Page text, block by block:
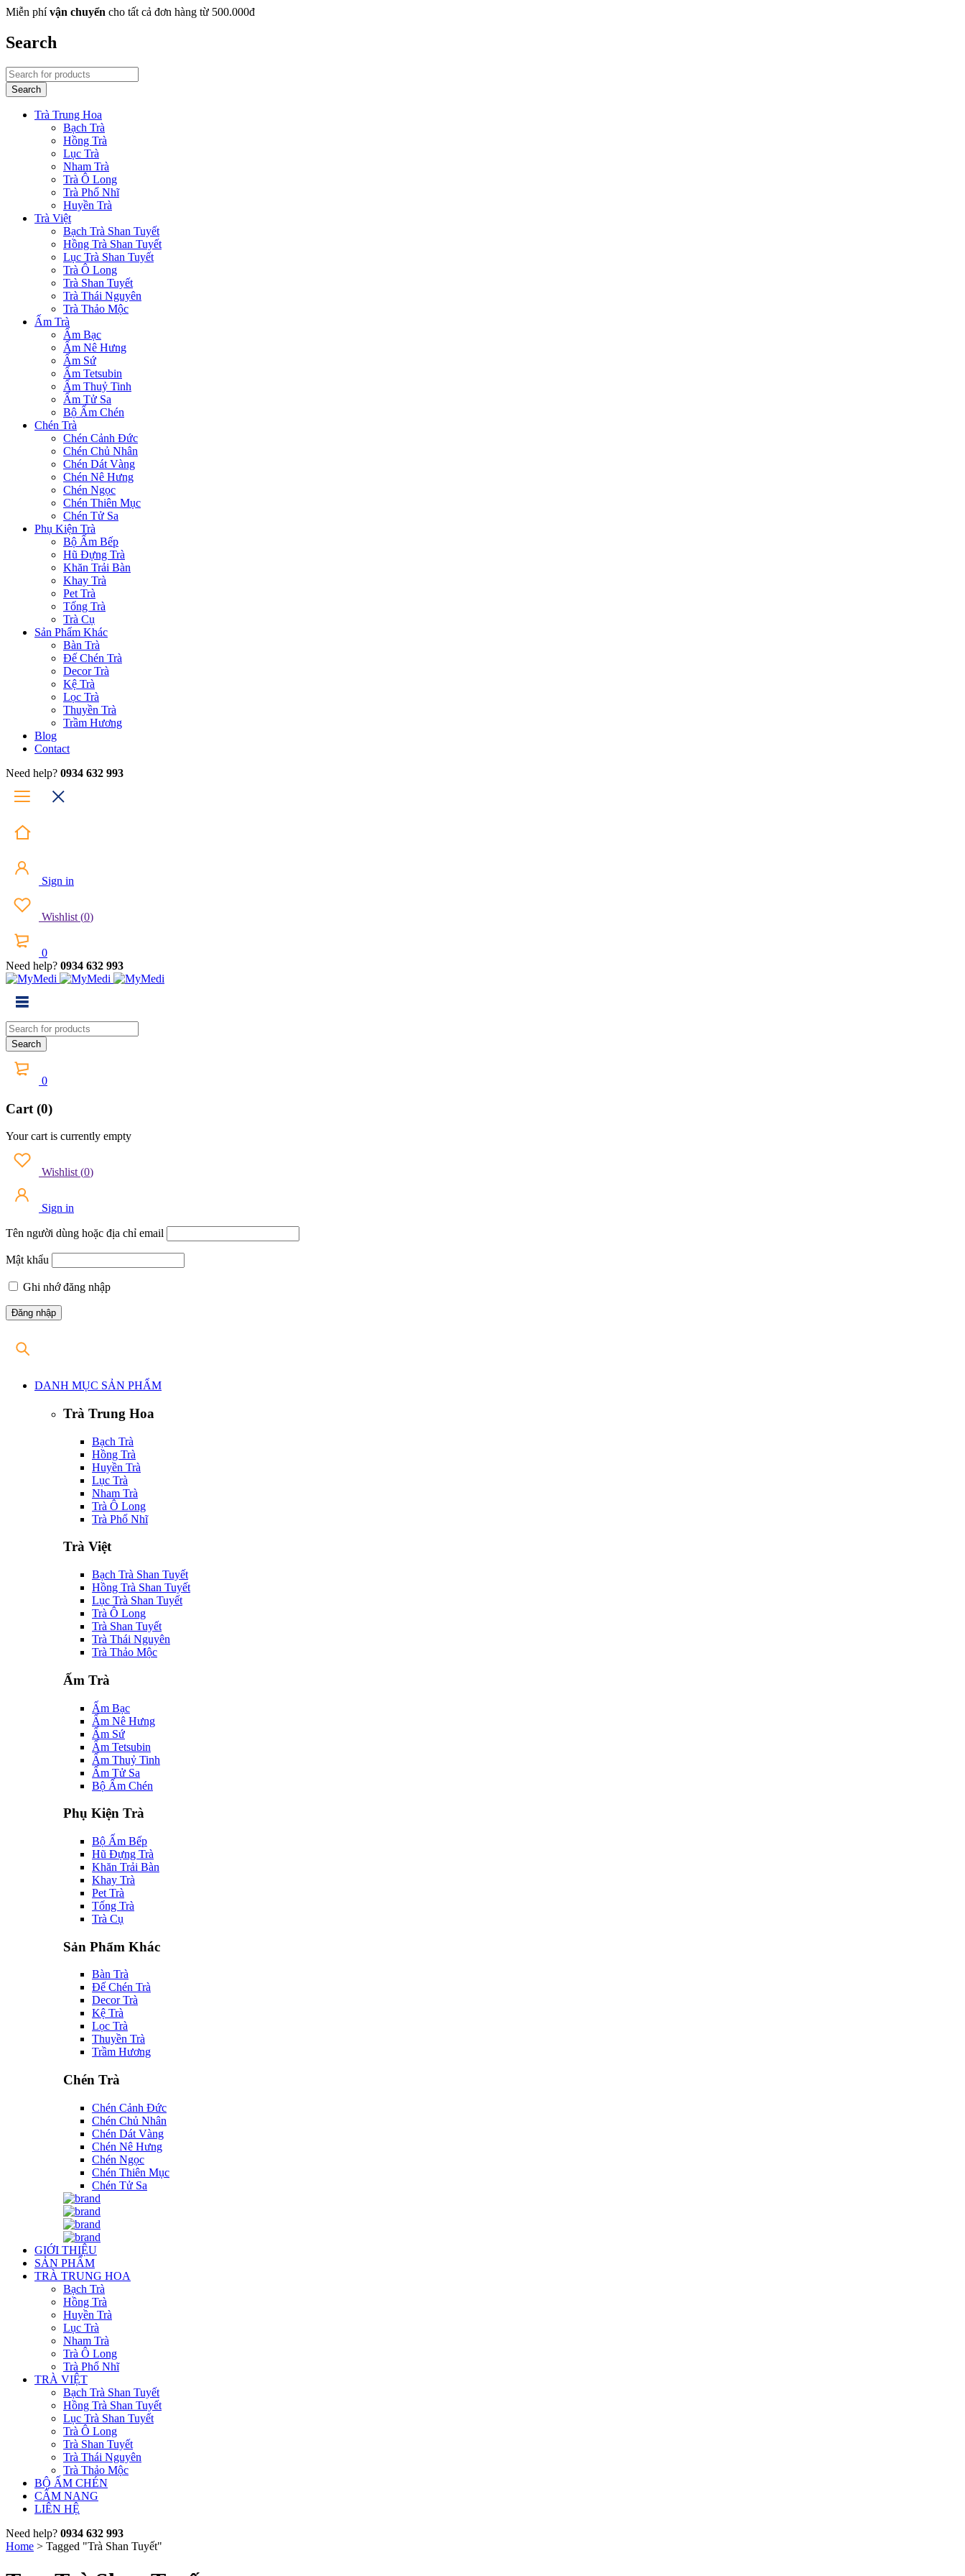
Miễn phívận chuyển cho tất cả đơn hàng từ 500.000đ
Search
Trà Trung Hoa
Bạch Trà
Hồng Trà
Lục Trà
Nham Trà
Trà Ô Long
Trà Phổ Nhĩ
Huyền Trà
Trà Việt
Bạch Trà Shan Tuyết
Hồng Trà Shan Tuyết
Lục Trà Shan Tuyết
Trà Ô Long
Trà Shan Tuyết
Trà Thái Nguyên
Trà Thảo Mộc
Ấm Trà
Ấm Bạc
Ấm Nê Hưng
Ấm Sứ
Ấm Tetsubin
Ấm Thuỷ Tinh
Ấm Tử Sa
Bộ Ấm Chén
Chén Trà
Chén Cảnh Đức
Chén Chủ Nhân
Chén Dát Vàng
Chén Nê Hưng
Chén Ngọc
Chén Thiên Mục
Chén Tử Sa
Phụ Kiện Trà
Bộ Ấm Bếp
Hũ Đựng Trà
Khăn Trải Bàn
Khay Trà
Pet Trà
Tống Trà
Trà Cụ
Sản Phẩm Khác
Bàn Trà
Đế Chén Trà
Decor Trà
Kệ Trà
Lọc Trà
Thuyền Trà
Trầm Hương
Blog
Contact
Need help? 0934 632 993
Sign in
Wishlist (0)
0
Need help? 0934 632 993
0
Cart (0)
Your cart is currently empty
Wishlist (0)
Sign in
Tên người dùng hoặc địa chỉ email
Mật khẩu
Ghi nhớ đăng nhập
DANH MỤC SẢN PHẨM
Trà Trung Hoa
Bạch Trà
Hồng Trà
Huyền Trà
Lục Trà
Nham Trà
Trà Ô Long
Trà Phổ Nhĩ
Trà Việt
Bạch Trà Shan Tuyết
Hồng Trà Shan Tuyết
Lục Trà Shan Tuyết
Trà Ô Long
Trà Shan Tuyết
Trà Thái Nguyên
Trà Thảo Mộc
Ấm Trà
Ấm Bạc
Ấm Nê Hưng
Ấm Sứ
Ấm Tetsubin
Ấm Thuỷ Tinh
Ấm Tử Sa
Bộ Ấm Chén
Phụ Kiện Trà
Bộ Ấm Bếp
Hũ Đựng Trà
Khăn Trải Bàn
Khay Trà
Pet Trà
Tống Trà
Trà Cụ
Sản Phẩm Khác
Bàn Trà
Đế Chén Trà
Decor Trà
Kệ Trà
Lọc Trà
Thuyền Trà
Trầm Hương
Chén Trà
Chén Cảnh Đức
Chén Chủ Nhân
Chén Dát Vàng
Chén Nê Hưng
Chén Ngọc
Chén Thiên Mục
Chén Tử Sa
GIỚI THIỆU
SẢN PHẨM
TRÀ TRUNG HOA
Bạch Trà
Hồng Trà
Huyền Trà
Lục Trà
Nham Trà
Trà Ô Long
Trà Phổ Nhĩ
TRÀ VIỆT
Bạch Trà Shan Tuyết
Hồng Trà Shan Tuyết
Lục Trà Shan Tuyết
Trà Ô Long
Trà Shan Tuyết
Trà Thái Nguyên
Trà Thảo Mộc
BỘ ẤM CHÉN
CẨM NANG
LIÊN HỆ
Need help? 0934 632 993
Home > Tagged "Trà Shan Tuyết"